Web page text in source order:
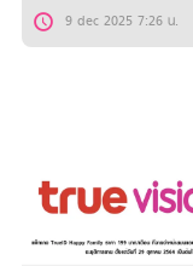
9 dec 2025 7:26 น.